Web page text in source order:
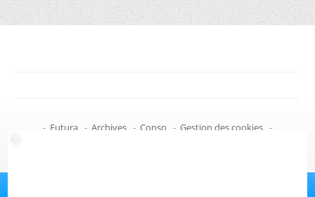
- Futura - Archives - Conso - Gestion des cookies -